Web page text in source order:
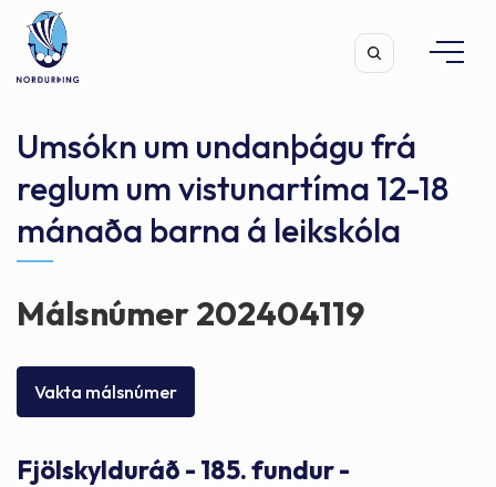
Leita
Umsókn um undanþágu frá
reglum um vistunartíma 12-18
mánaða barna á leikskóla
Málsnúmer 202404119
Vakta málsnúmer
Fjölskylduráð - 185. fundur -